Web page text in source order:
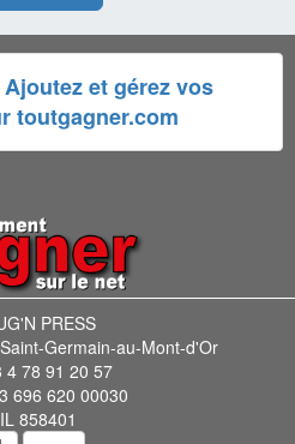
Ajoutez et gérez vos
toutgagner.com
PRESS
Germain-au-Mont-d'Or
4 78 91 20 57
696 620 00030
858401